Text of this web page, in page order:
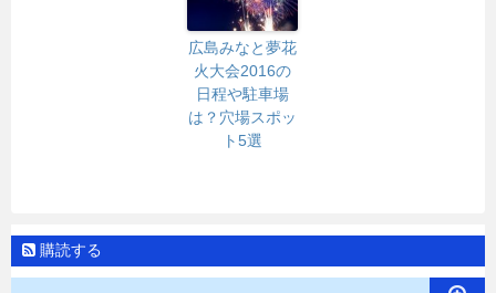
広島みなと夢花
火大会2016の
日程や駐車場
は？穴場スポッ
ト5選
購読する